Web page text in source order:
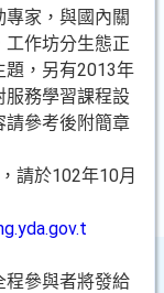
家，與國內關
作坊分生態正
題，另有2013年
務學習課程設
請參考後附簡章
請於102年10月
程參與者將發給